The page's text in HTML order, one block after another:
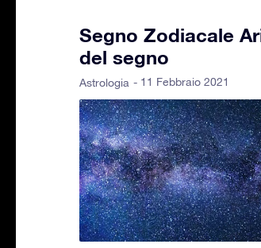
Segno Zodiacale
del segno
Astrologia - 11 Febbraio 2021